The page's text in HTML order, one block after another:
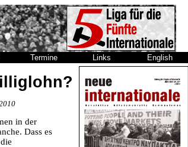
Termine Links English
in der
Dass es